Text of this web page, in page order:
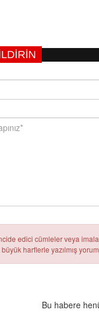
edici cümleler veya
harflerle yazılmış
Bu habere